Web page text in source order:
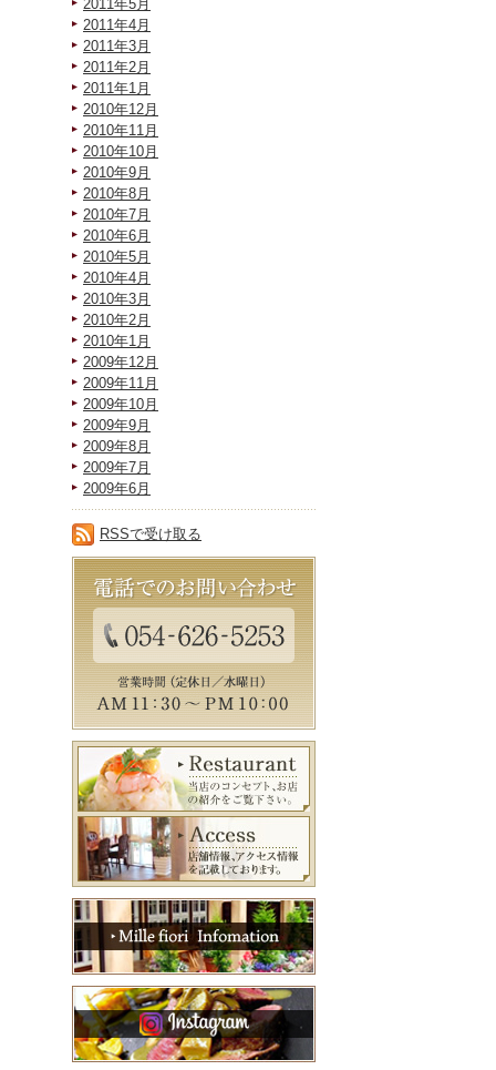
2011年5月
2011年4月
2011年3月
2011年2月
2011年1月
2010年12月
2010年11月
2010年10月
2010年9月
2010年8月
2010年7月
2010年6月
2010年5月
2010年4月
2010年3月
2010年2月
2010年1月
2009年12月
2009年11月
2009年10月
2009年9月
2009年8月
2009年7月
2009年6月
RSSで受け取る